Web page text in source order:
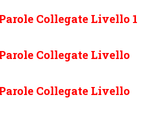
Collegate Livello 1
Collegate Livello
Collegate Livello